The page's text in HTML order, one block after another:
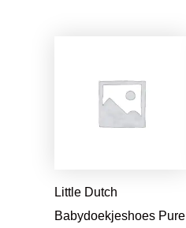
Little Dutch
Babydoekjeshoes Pure
€17,99.€14,21.